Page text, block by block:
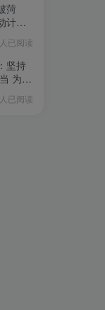
菏
计划
会议
已阅读
坚持
量”
已阅读